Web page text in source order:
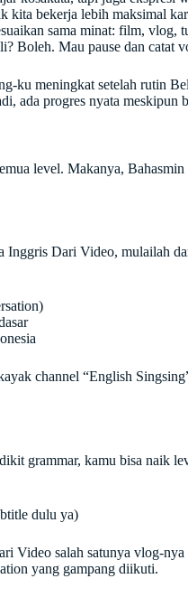
kita bekerja lebih maksimal
sama minat: film, vlog,
Boleh. Mau pause dan catat
ku meningkat setelah rutin
ada progres nyata meskipun
level. Makanya,
Inggris Dari Video, mulailah
channel “English
grammar, kamu bisa naik
dulu ya)
Video salah satunya vlog-nya
yang gampang diikuti.